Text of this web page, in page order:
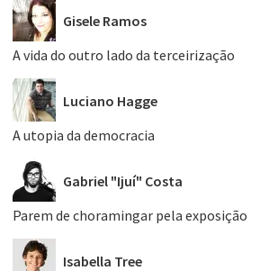
Gisele Ramos
A vida do outro lado da terceirização
Luciano Hagge
A utopia da democracia
Gabriel "Ijuí" Costa
Parem de choramingar pela exposição
Isabella Tree